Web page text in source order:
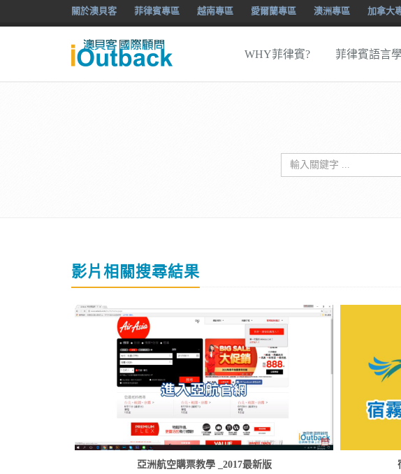
關於澳貝客 菲律賓專區 越南專區 愛爾蘭專區 澳洲專區 加拿大
WHY菲律賓? 菲律賓語言
影片相關搜尋結果
亞洲航空購票教學 _2017最新版